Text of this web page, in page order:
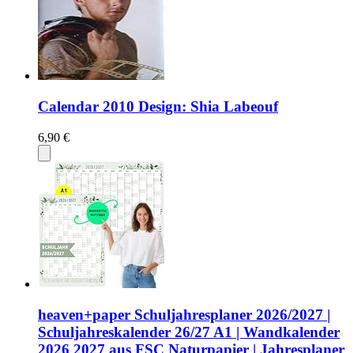
Calendar 2010 Design: Shia Labeouf
6,90 €
heaven+paper Schuljahresplaner 2026/2027 |
Schuljahreskalender 26/27 A1 | Wandkalender
2026 2027 aus FSC Naturpapier | Jahresplaner